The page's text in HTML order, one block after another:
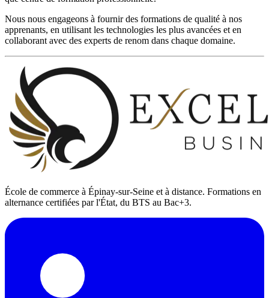
Nous nous engageons à fournir des formations de qualité à nos
apprenants, en utilisant les technologies les plus avancées et en
collaborant avec des experts de renom dans chaque domaine.
École de commerce à Épinay-sur-Seine et à distance. Formations en
alternance certifiées par l'État, du BTS au Bac+3.